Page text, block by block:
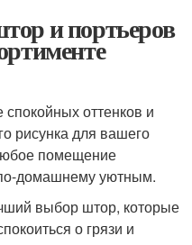
и портьеров
оттенков и
рисунка для вашего
помещение
домашнему уютным.
выбор штор, которые
о грязи и